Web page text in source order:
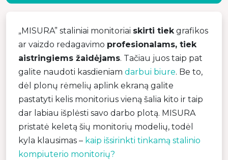
„MISURA” staliniai monitoriai skirti tiekgrafikos
ar vaizdo redagavimo profesionalams, tiek
aistringiems žaidėjams. Tačiau juos taip pat
galite naudoti kasdieniam darbui biure. Be to,
dėl plonų rėmelių aplink ekraną galite
pastatyti kelis monitorius vieną šalia kito ir taip
dar labiau išplėsti savo darbo plotą. MISURA
pristatė keletą šių monitorių modelių, todėl
kyla klausimas – kaip išsirinkti tinkamą stalinio
kompiuterio monitorių?